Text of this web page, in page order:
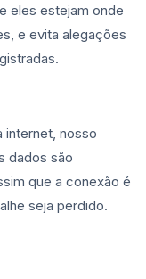
eles estejam onde
e evita alegações
internet, nosso
dados são
que a conexão é
seja perdido.